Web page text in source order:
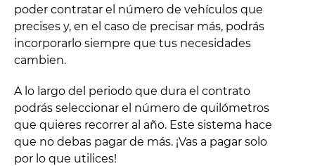
poder contratar el número de vehículos que
precises y, en el caso de precisar más, podrás
incorporarlo siempre que tus necesidades
cambien.
A lo largo del periodo que dura el contrato
podrás seleccionar el número de quilómetros
que quieres recorrer al año. Este sistema hace
que no debas pagar de más. ¡Vas a pagar solo
por lo que utilices!